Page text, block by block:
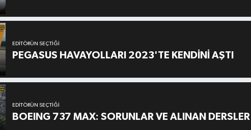
EDITÖRÜN SEÇTIĞI
PEGASUS HAVAYOLLARI 2023'TE KENDİNİ AŞTI
EDITÖRÜN SEÇTIĞI
BOEING 737 MAX: SORUNLAR VE ALINAN DERSLER